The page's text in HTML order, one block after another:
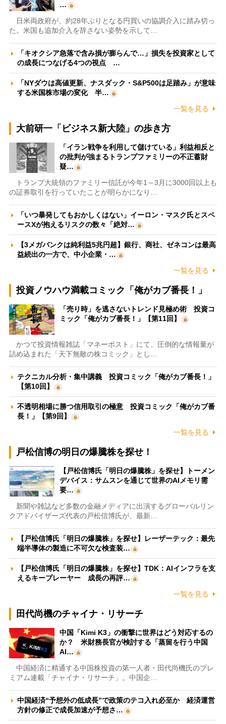
…
日米両政府が、約28年ぶりとなる円買いの協調介入に踏み切っ
た。米国も追加介入を辞さない姿勢を示して…
「キオクシア急落で含み損が膨らんで…」損失を投資家として
の成長につなげる4つの視点 …
「NYダウは高値更新、ナスダック・S&P500は足踏み」が意味
する米国株市場の変化 半…
一覧を見る
大前研一「ビジネス新大陸」の歩き方
「イラン戦争を利用して儲けている」利益相反と
の批判が強まるトランプファミリーの不正蓄財
疑…
トランプ大統領のファミリー信託が今年1～3月に3000回以上も
の証券取引を行っていたことが明らかになり…
「いつ暴発してもおかしくはない」イーロン・マスク氏とスペ
ースXが抱えるリスクの数々「絶対…
【3メガバンクは純利益5兆円超】銀行、商社、ゼネコンは最高
益続出の一方で、中小企業・…
一覧を見る
投資ノウハウ満載コミック「俺がカブ番長！」
「売り時」を逃さないトレンド見極め術 投資コ
ミック「俺がカブ番長！」【第11回】
かつて投資情報雑誌「マネーポスト」にて、圧倒的な情報量が
詰め込まれた「天下無敵の株コミック」とし…
テクニカル分析・集中講義 投資コミック「俺がカブ番長！」
【第10回】
不透明相場に勝つ信用取引の極意 投資コミック「俺がカブ番
長！」【第9回】
一覧を見る
戸松信博の明日の爆騰株を探せ！
【戸松信博氏「明日の爆騰株」を探せ】トーメン
デバイス：サムスンを通じて世界のAIメモリ需
要…
新聞や雑誌など多数の金融メディアに出演するグローバルリン
クアドバイザーズ代表の戸松信博氏が、最新…
【戸松信博氏「明日の爆騰株」を探せ】レーザーテック：最先
端半導体の製造に不可欠な検査装…
【戸松信博氏「明日の爆騰株」を探せ】TDK：AIインフラを支
えるキープレーヤー 成長の再評…
一覧を見る
田代尚機のチャイナ・リサーチ
中国「Kimi K3」の衝撃に世界はどう対応するの
か？ 米財務長官が検討する「蒸留を行う中国
AI…
中国経済に精通する中国株投資の第一人者・田代尚機氏のプレ
ミアム連載「チャイナ・リサーチ」。中国企…
中国経済“予想外の低成長”で政策のテコ入れ必至か 経済運営
方針の修正で成長加速が予想さ…